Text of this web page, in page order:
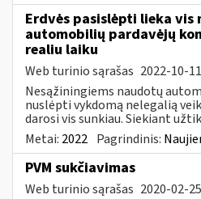
Erdvės pasislėpti lieka vis
automobilių pardavėjų
realiu laiku
Web turinio sąrašas 2022-10-11
Nesąžiningiems naudotų
nuslėpti vykdomą nelegalią
darosi vis sunkiau. Siekiant
Metai: 2022 Pagrindinis:
PVM sukčiavimas
Web turinio sąrašas 2020-02-25